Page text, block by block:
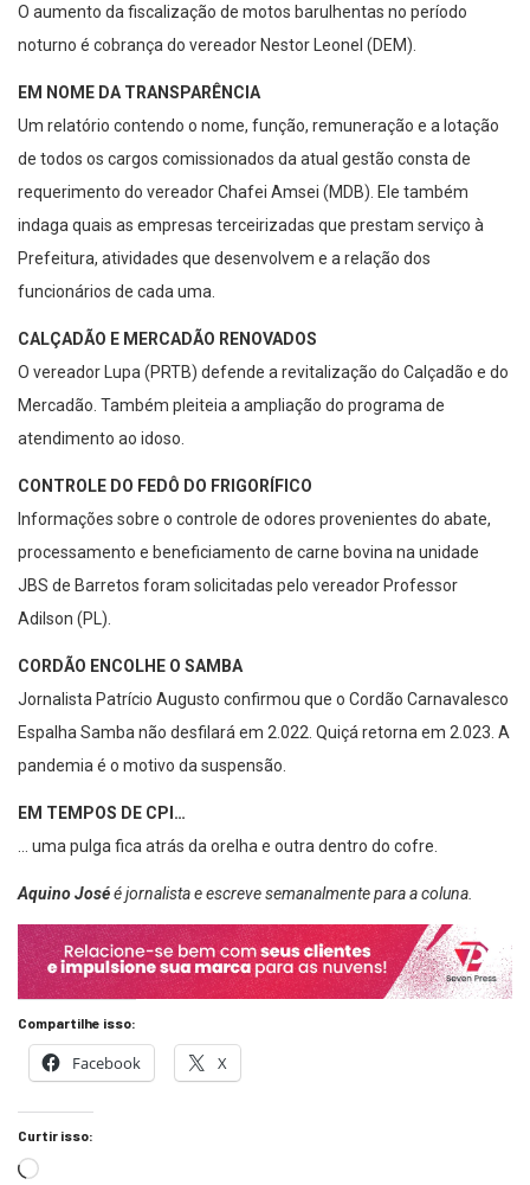
O aumento da fiscalização de motos barulhentas no período
noturno é cobrança do vereador Nestor Leonel (DEM).
EM NOME DA TRANSPARÊNCIA
Um relatório contendo o nome, função, remuneração e a lotação
de todos os cargos comissionados da atual gestão consta de
requerimento do vereador Chafei Amsei (MDB). Ele também
indaga quais as empresas terceirizadas que prestam serviço à
Prefeitura, atividades que desenvolvem e a relação dos
funcionários de cada uma.
CALÇADÃO E MERCADÃO RENOVADOS
O vereador Lupa (PRTB) defende a revitalização do Calçadão e do
Mercadão. Também pleiteia a ampliação do programa de
atendimento ao idoso.
CONTROLE DO FEDÔ DO FRIGORÍFICO
Informações sobre o controle de odores provenientes do abate,
processamento e beneficiamento de carne bovina na unidade
JBS de Barretos foram solicitadas pelo vereador Professor
Adilson (PL).
CORDÃO ENCOLHE O SAMBA
Jornalista Patrício Augusto confirmou que o Cordão Carnavalesco
Espalha Samba não desfilará em 2.022. Quiçá retorna em 2.023. A
pandemia é o motivo da suspensão.
EM TEMPOS DE CPI…
… uma pulga fica atrás da orelha e outra dentro do cofre.
Aquino Joséé jornalista e escreve semanalmente para a coluna.
Compartilhe isso:
Facebook X
Curtir isso: